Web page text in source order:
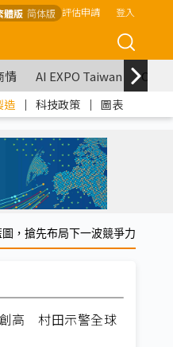
體版 简体版 評估申請 登入
情 AI EXPO Taiwan
造 ｜ 科技政策 ｜ 圖表
，搶先布局下一波競爭力
創高 村田示警全球